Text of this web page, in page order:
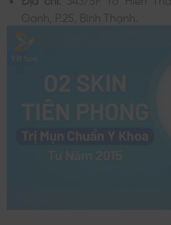
Oanh, P.25, Bình Thạnh.